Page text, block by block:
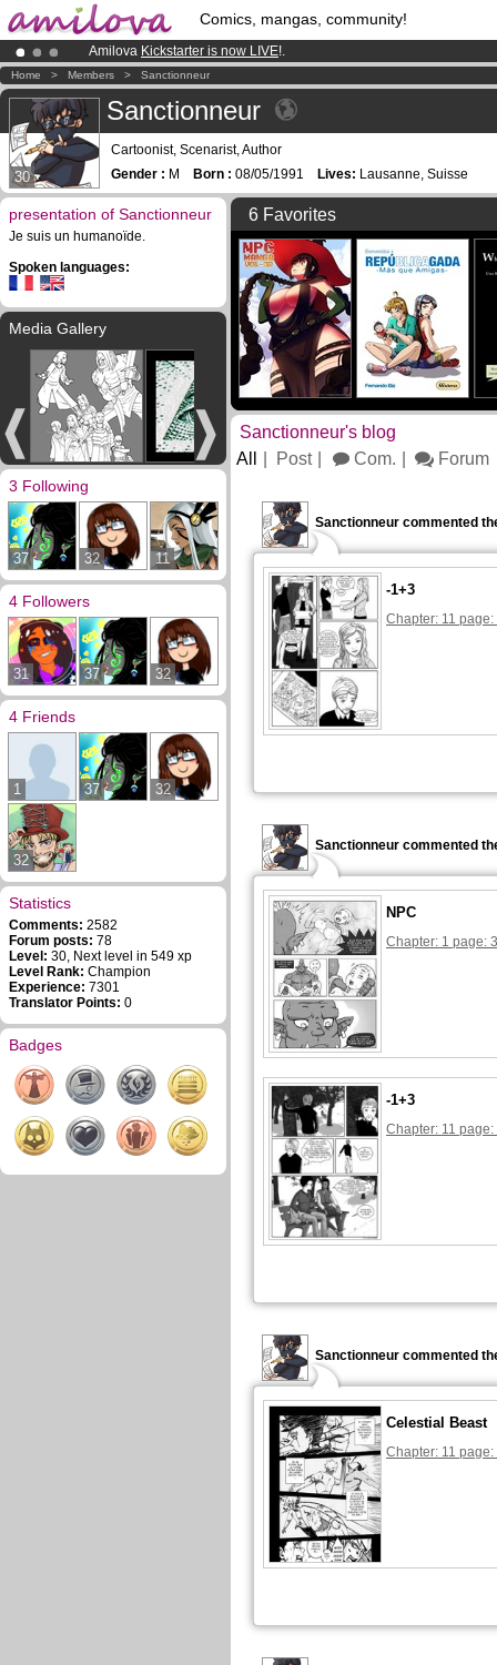
Comics, mangas, community!
Amilova Kickstarter is now LIVE!.
Already 134393membersand 1208comics & mangas!.
Premium membership from3.95 eurosper month !Get membership
Home > Members > Sanctionneur
30
Sanctionneur
Cartoonist, Scenarist, Author
Gender : M Born : 08/05/1991 Lives: Lausanne, Suisse
presentation of Sanctionneur
Je suis un humanoïde.
Spoken languages:
Media Gallery
3 Following
37 32 11
4 Followers
31 37 32
4 Friends
1 37 32
32
Statistics
Comments: 2582
Forum posts: 78
Level: 30, Next level in 549 xp
Level Rank: Champion
Experience: 7301
Translator Points: 0
Badges
6 Favorites
Sanctionneur's blog
All
Post Com. Forum
Sanctionneur commented
-1+3
Chapter: 11 page:
Sanctionneur commented
NPC
Chapter: 1 page:
-1+3
Chapter: 11 page:
Sanctionneur commented
Celestial Beast
Chapter: 11 page: